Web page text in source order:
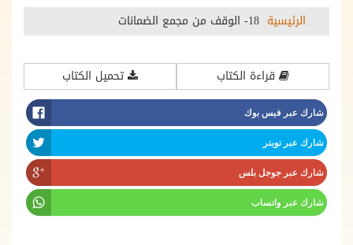
الرئيسية 18- الوقف من مجمع الضمانات
قراءة الكتاب تحميل الكتاب
شارك عبر فيس بوك
شارك عبر تويتر
شارك عبر جوجل بلس
شارك عبر واتساب